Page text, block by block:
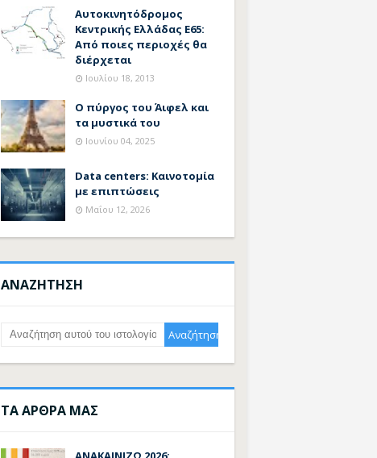
Αυτοκινητόδρομος
Κεντρικής Ελλάδας Ε65:
Από ποιες περιοχές θα
διέρχεται
Ιουλίου 18, 2013
Ο πύργος του Άιφελ και
τα μυστικά του
Ιουνίου 04, 2025
Data centers: Καινοτομία
με επιπτώσεις
Μαΐου 12, 2026
ΑΝΑΖΗΤΗΣΗ
ΤΑ ΑΡΘΡΑ ΜΑΣ